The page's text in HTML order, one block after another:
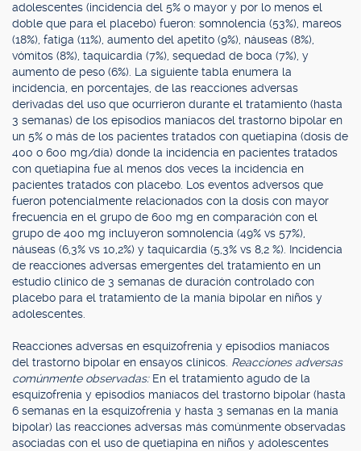
adolescentes (incidencia del 5% o mayor y por lo menos el
doble que para el placebo) fueron: somnolencia (53%), mareos
(18%), fatiga (11%), aumento del apetito (9%), náuseas (8%),
vómitos (8%), taquicardia (7%), sequedad de boca (7%), y
aumento de peso (6%). La siguiente tabla enumera la
incidencia, en porcentajes, de las reacciones adversas
derivadas del uso que ocurrieron durante el tratamiento (hasta
3 semanas) de los episodios maníacos del trastorno bipolar en
un 5% o más de los pacientes tratados con quetiapina (dosis de
400 o 600 mg/día) donde la incidencia en pacientes tratados
con quetiapina fue al menos dos veces la incidencia en
pacientes tratados con placebo. Los eventos adversos que
fueron potencialmente relacionados con la dosis con mayor
frecuencia en el grupo de 600 mg en comparación con el
grupo de 400 mg incluyeron somnolencia (49% vs 57%),
náuseas (6,3% vs 10,2%) y taquicardia (5,3% vs 8,2 %). Incidencia
de reacciones adversas emergentes del tratamiento en un
estudio clínico de 3 semanas de duración controlado con
placebo para el tratamiento de la manía bipolar en niños y
adolescentes.
Reacciones adversas en esquizofrenia y episodios maníacos
del trastorno bipolar en ensayos clínicos. Reacciones adversas
comúnmente observadas: En el tratamiento agudo de la
esquizofrenia y episodios maníacos del trastorno bipolar (hasta
6 semanas en la esquizofrenia y hasta 3 semanas en la manía
bipolar) las reacciones adversas más comúnmente observadas
asociadas con el uso de quetiapina en niños y adolescentes